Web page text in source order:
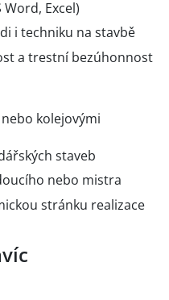
Word, Excel)
i techniku na stavbě
a trestní bezúhonnost
kolejovými
staveb
nebo mistra
stránku realizace